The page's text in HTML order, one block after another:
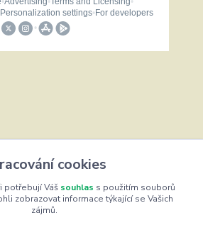
cookies
potřebují Váš souhlas s použitím souborů
zobrazovat informace týkající se Vašich
zájmů.